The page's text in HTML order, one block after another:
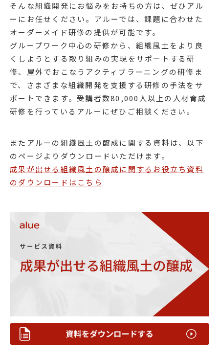
そんな組織開発にお悩みをお持ちの方は、ぜひアル
ーにお任せください。アルーでは、課題に合わせた
オーダーメイド研修の提供が可能です。
グループワーク中心の研修から、組織風土をより良
くしようとする取り組みの実現をサポートする研
修、屋外でおこなうアクティブラーニングの研修ま
で、さまざまな組織開発を支援する研修の手法をサ
ポートできます。受講者数80,000人以上の人材育成
研修を行っているアルーにぜひご相談ください。
またアルーの組織風土の醸成に関する資料は、以下
のページよりダウンロードいただけます。
成果が出せる組織風土の醸成に関するお役立ち資料
のダウンロードはこちら